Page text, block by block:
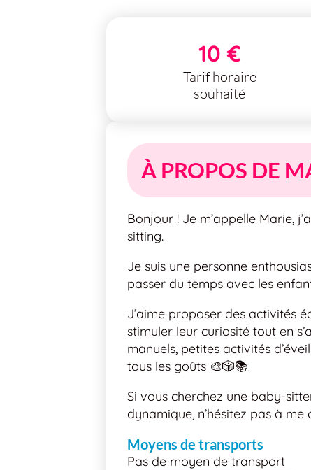
10 €
Tarif horaire
souhaité
À PROPOS DE
Bonjour ! Je m’appelle Marie,
sitting.
Je suis une personne
passer du temps avec les
J’aime proposer des activités
stimuler leur curiosité tout en
manuels, petites activités
tous les goûts 🎨🎲📚
Si vous cherchez une baby-
dynamique, n’hésitez pas à me
Moyens de transports
Pas de moyen de transport